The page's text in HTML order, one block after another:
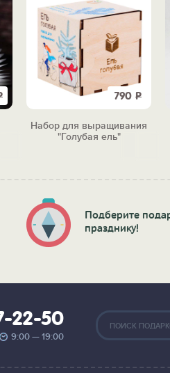
790 Р
Набор для выращивания
"Голубая ель"
Подберите
празднику!
22-50
9:00 — 19:00